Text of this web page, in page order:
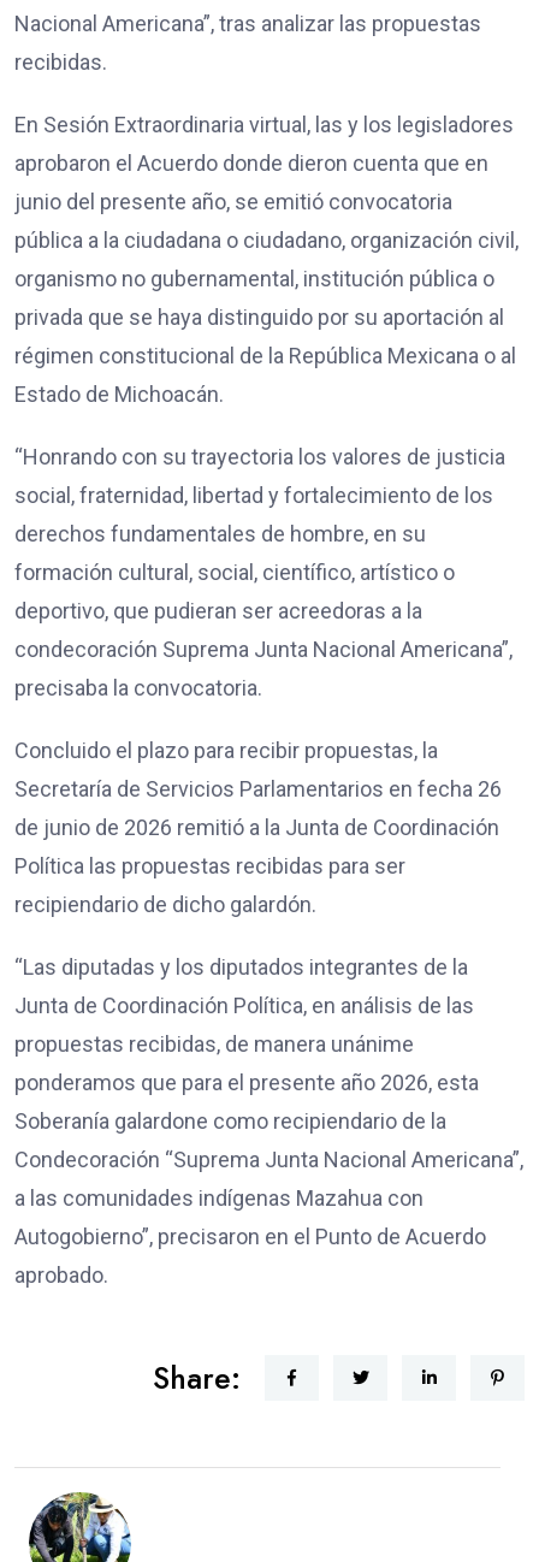
Nacional Americana”, tras analizar las propuestas
recibidas.
En Sesión Extraordinaria virtual, las y los legisladores
aprobaron el Acuerdo donde dieron cuenta que en
junio del presente año, se emitió convocatoria
pública a la ciudadana o ciudadano, organización civil,
organismo no gubernamental, institución pública o
privada que se haya distinguido por su aportación al
régimen constitucional de la República Mexicana o al
Estado de Michoacán.
“Honrando con su trayectoria los valores de justicia
social, fraternidad, libertad y fortalecimiento de los
derechos fundamentales de hombre, en su
formación cultural, social, científico, artístico o
deportivo, que pudieran ser acreedoras a la
condecoración Suprema Junta Nacional Americana”,
precisaba la convocatoria.
Concluido el plazo para recibir propuestas, la
Secretaría de Servicios Parlamentarios en fecha 26
de junio de 2026 remitió a la Junta de Coordinación
Política las propuestas recibidas para ser
recipiendario de dicho galardón.
“Las diputadas y los diputados integrantes de la
Junta de Coordinación Política, en análisis de las
propuestas recibidas, de manera unánime
ponderamos que para el presente año 2026, esta
Soberanía galardone como recipiendario de la
Condecoración “Suprema Junta Nacional Americana”,
a las comunidades indígenas Mazahua con
Autogobierno”, precisaron en el Punto de Acuerdo
aprobado.
Share: